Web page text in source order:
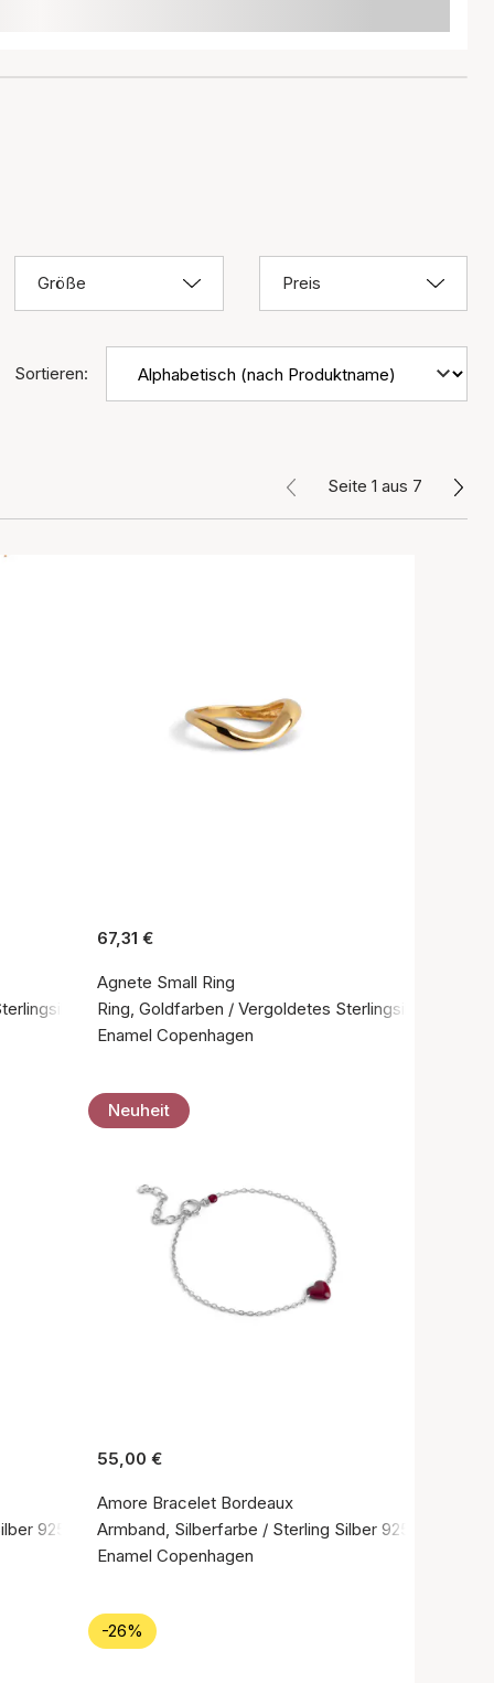
Größe Preis
Sortieren:
Seite 1 aus 7
925
67,31 €
Agnete Small Ring
Ring, Goldfarben / Vergoldetes Sterlingsilber 925
Enamel Copenhagen
925
Neuheit
55,00 €
Amore Bracelet Bordeaux
Armband, Silberfarbe / Sterling Silber 925
Enamel Copenhagen
-26%